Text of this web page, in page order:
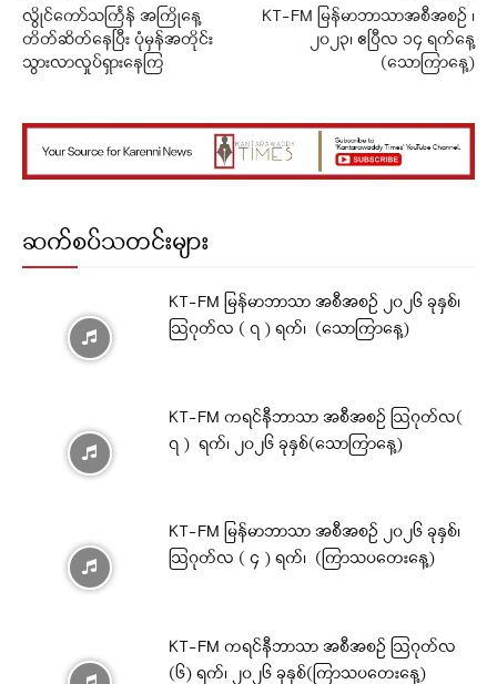
လွိုင်ကော်သင်္ကြန် အကြိုနေ့
တိတ်ဆိတ်နေပြီး ပုံမှန်အတိုင်း
သွားလာလှုပ်ရှားနေကြ
KT-FM မြန်မာဘာသာအစီအစဉ် ၊
၂၀၂၃၊ ဧပြီလ ၁၄ ရက်နေ့
(သောကြာနေ့)
ဆက်စပ်သတင်းများ
KT-FM မြန်မာဘာသာ အစီအစဉ် ၂၀၂၆ ခုနှစ်၊
ဩဂုတ်လ ( ၇ ) ရက်၊ (သောကြာနေ့)
KT-FM ကရင်နီဘာသာ အစီအစဉ် ဩဂုတ်လ(
၇ ) ရက်၊ ၂၀၂၆ ခုနှစ်(သောကြာနေ့)
KT-FM မြန်မာဘာသာ အစီအစဉ် ၂၀၂၆ ခုနှစ်၊
ဩဂုတ်လ ( ၄ ) ရက်၊ (ကြာသပတေးနေ့)
KT-FM ကရင်နီဘာသာ အစီအစဉ် ဩဂုတ်လ
(၆) ရက်၊ ၂၀၂၆ ခုနှစ်(ကြာသပတေးနေ့)